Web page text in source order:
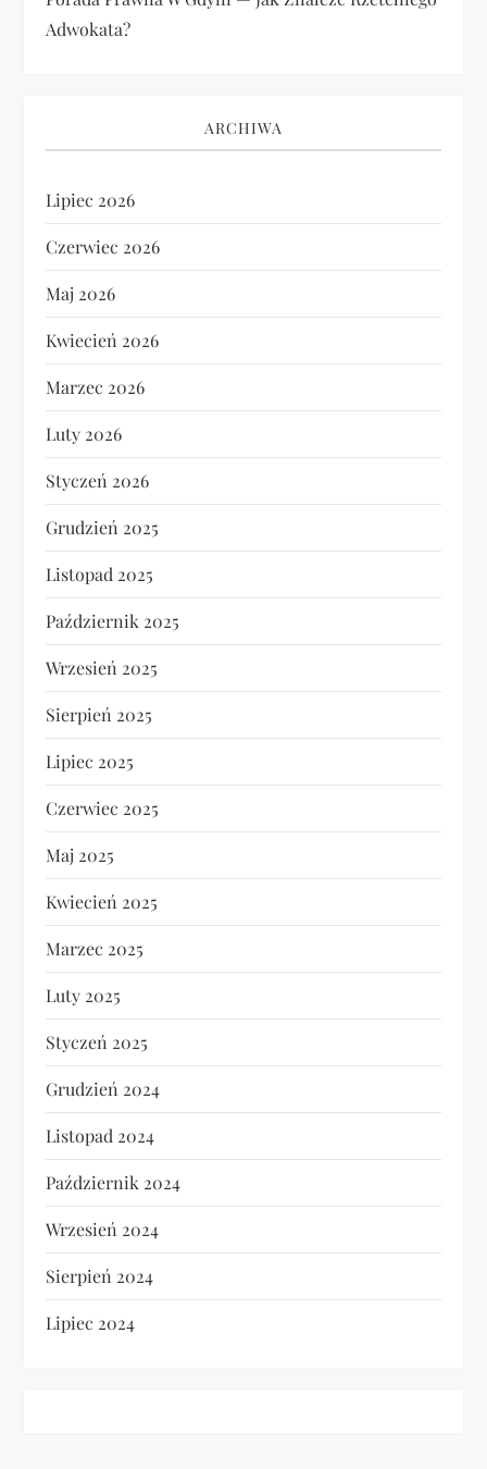
Adwokata?
ARCHIWA
Lipiec 2026
Czerwiec 2026
Maj 2026
Kwiecień 2026
Marzec 2026
Luty 2026
Styczeń 2026
Grudzień 2025
Listopad 2025
Październik 2025
Wrzesień 2025
Sierpień 2025
Lipiec 2025
Czerwiec 2025
Maj 2025
Kwiecień 2025
Marzec 2025
Luty 2025
Styczeń 2025
Grudzień 2024
Listopad 2024
Październik 2024
Wrzesień 2024
Sierpień 2024
Lipiec 2024